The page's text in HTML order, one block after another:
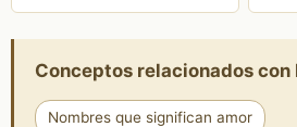
Conceptos relacionados con
Nombres que significan amor